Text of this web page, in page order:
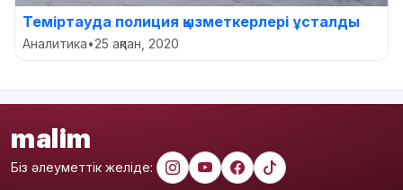
Теміртауда полиция қызметкерлері ұсталды
Аналитика•25 ақпан, 2020
malim
Біз әлеуметтік желіде: